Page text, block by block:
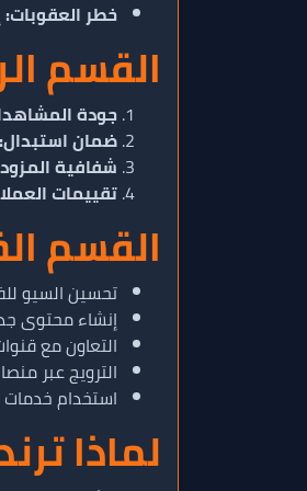
خطر العقوبات:
القسم
جودة
ضمان استبدال:
شفافية
تقييمات
القسم
تحسين السيو
إنشاء محتوى
التعاون مع
الترويج عبر
استخدام خدمات
لماذا